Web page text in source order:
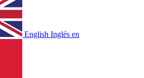
English Inglés en